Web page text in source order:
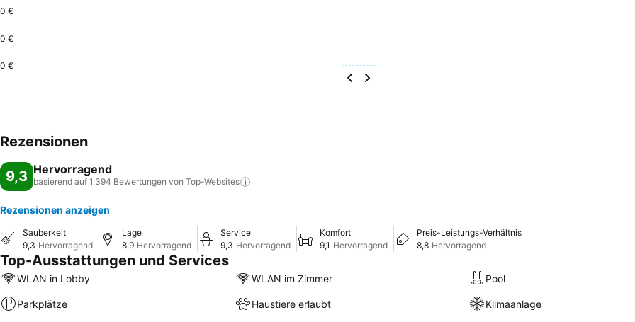
0 €
0 €
0 €
Rezensionen
9,3 Hervorragend
basierend auf 1.394 Bewertungen von Top-Websites
Rezensionen anzeigen
Sauberkeit
9,3 Hervorragend
Lage
8,9 Hervorragend
Service
9,3 Hervorragend
Komfort
9,1 Hervorragend
Preis-Leistungs-Verhältnis
8,8 Hervorragend
Top-Ausstattungen und Services
WLAN in Lobby WLAN im Zimmer Pool
Parkplätze Haustiere erlaubt Klimaanlage